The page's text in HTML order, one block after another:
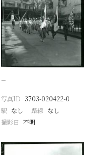
−
写真ID 3703-020422-0
駅 なし 路線 なし
撮影日 不明